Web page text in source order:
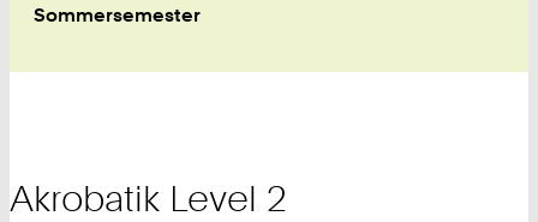
Sommersemester
Akrobatik Level 2